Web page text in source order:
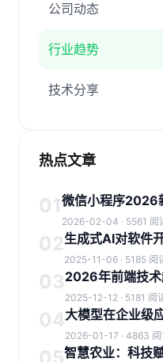
公司动态
行业趋势
技术分享
热点文章
01微信小程序2026
2026-02-04 · 5561 阅
02生成式AI对软件
2025-11-06 · 5185 阅
032026年前端技术
2025-12-12 · 5181 阅
04大模型在企业级
2026-01-17 · 4863 阅
智慧农业：科技